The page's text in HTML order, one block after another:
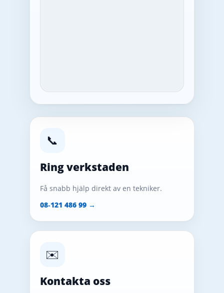
📞
Ring verkstaden
Få snabb hjälp direkt av en tekniker.
08‑121 486 99 →
✉️
Kontakta oss